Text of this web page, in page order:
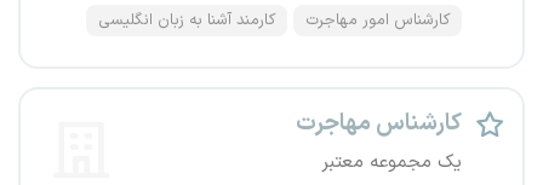
کارشناس امور مهاجرت کارمند آشنا به زبان انگلیسی
کارشناس مهاجرت
یک مجموعه معتبر